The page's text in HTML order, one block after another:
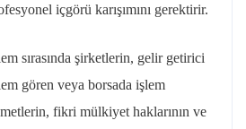
içgörü karışımını gerektirir.
sırasında şirketlerin, gelir getirici
gören veya borsada işlem
fikri mülkiyet haklarının ve